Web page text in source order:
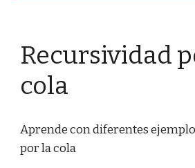
Recursividad
cola
Aprende con diferentes
por la cola